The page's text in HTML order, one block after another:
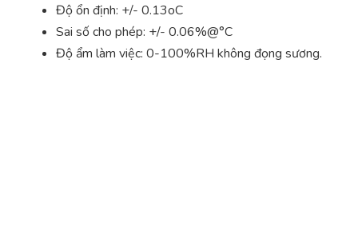
Độ ổn định: +/- 0.13oC
Sai số cho phép: +/- 0.06%@°C
Độ ẩm làm việc: 0-100%RH không đọng sương.